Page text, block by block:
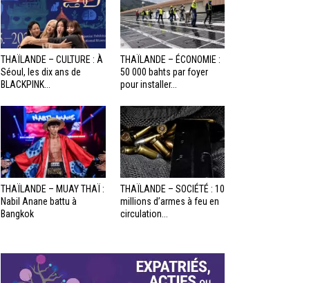
THAÏLANDE – CULTURE : À
Séoul, les dix ans de
BLACKPINK...
THAÏLANDE – ÉCONOMIE :
50 000 bahts par foyer
pour installer...
THAÏLANDE – MUAY THAÏ :
Nabil Anane battu à
Bangkok
THAÏLANDE – SOCIÉTÉ : 10
millions d’armes à feu en
circulation...